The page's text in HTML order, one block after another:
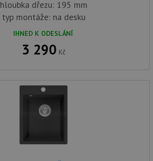
hloubka dřezu: 195 mm
typ montáže: na desku
IHNED K ODESLÁNÍ
3 290 Kč